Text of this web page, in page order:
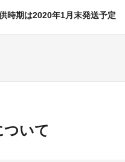
時期は2020年1月末発送予定
ついて